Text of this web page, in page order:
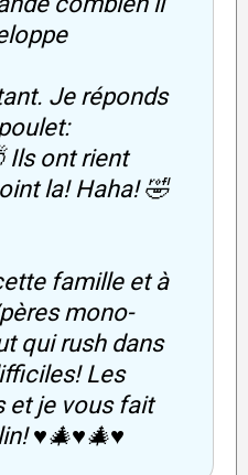
Je réponds
Ils ont rient
la! Haha! 🤣
famille et à
mono-
qui rush dans
Les
et je vous fait
♥️🎄♥️🎄♥️